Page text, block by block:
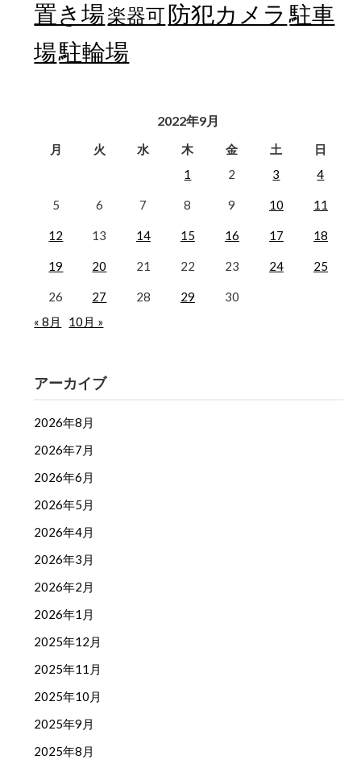
置き場楽器可防犯カメラ 駐車
場駐輪場
2022年9月
月 火 水 木 金 土
日
1
2 3 4
5 6 7 8 9 10 11
12 13 14 15 16 17 18
19 20 21 22 23 24 25
26 27 28 29
30
« 8月
10月 »
アーカイブ
2026年8月
2026年7月
2026年6月
2026年5月
2026年4月
2026年3月
2026年2月
2026年1月
2025年12月
2025年11月
2025年10月
2025年9月
2025年8月